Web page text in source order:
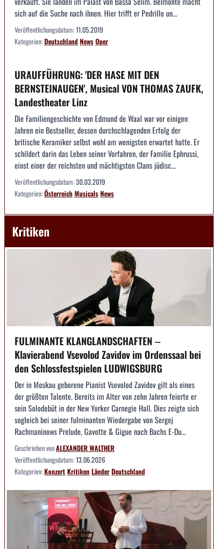
sich auf die Suche nach ihnen. Hier trifft er Pedrillo un...
Veröffentlichungsdatum:11.05.2019
Kategorien:DeutschlandNewsOper
URAUFFÜHRUNG: 'DER HASE MIT DEN
BERNSTEINAUGEN', Musical VON THOMAS ZAUFK,
Landestheater Linz
Die Familiengeschichte von Edmund de Waal war vor einigen
Jahren ein Bestseller, dessen durchschlagenden Erfolg der
britische Keramiker selbst wohl am wenigsten erwartet hatte. Er
schildert darin das Leben seiner Vorfahren, der Familie Ephrussi,
einst einer der reichsten und mächtigsten Clans jüdisc...
Veröffentlichungsdatum:30.03.2019
Kategorien:ÖsterreichMusicalsNews
Kritiken
FULMINANTE KLANGLANDSCHAFTEN --
Klavierabend Vsevolod Zavidov im Ordenssaal bei
den Schlossfestspielen LUDWIGSBURG
Der in Moskau geborene Pianist Vsevolod Zavidov gilt als eines
der größten Talente. Bereits im Alter von zehn Jahren feierte er
sein Solodebüt in der New Yorker Carnegie Hall. Dies zeigte sich
sogleich bei seiner fulminanten Wiedergabe von Sergej
Rachmaninows Prelude, Gavotte & Gigue nach Bachs E-Du...
Geschrieben vonALEXANDER WALTHER
Veröffentlichungsdatum:13.06.2026
Kategorien:KonzertKritikenLänderDeutschland